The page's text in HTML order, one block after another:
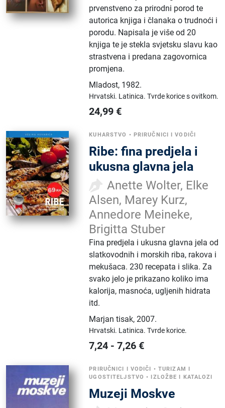
prvenstveno za prirodni porod te
autorica knjiga i članaka o trudnoći i
porodu. Napisala je više od 20
knjiga te je stekla svjetsku slavu kao
strastvena i predana zagovornica
promjena.
Mladost, 1982.
Hrvatski. Latinica.Tvrde korice s ovitkom.
24,99 €
KUHARSTVO • PRIRUČNICI I VODIČI
Ribe: fina predjela i
ukusna glavna jela
Anette Wolter, Elke
Alsen, Marey Kurz,
Annedore Meineke,
Brigitta Stuber
Fina predjela i ukusna glavna jela od
slatkovodnih i morskih riba, rakova i
mekušaca. 230 recepata i slika. Za
svako jelo je prikazano koliko ima
kalorija, masnoća, ugljenih hidrata
itd.
Marjan tisak,2007.
Hrvatski. Latinica.Tvrde korice.
7,24 -7,26 €
PRIRUČNICI I VODIČI • TURIZAM I
UGOSTITELJSTVO • IZLOŽBE I KATALOZI
Muzeji Moskve